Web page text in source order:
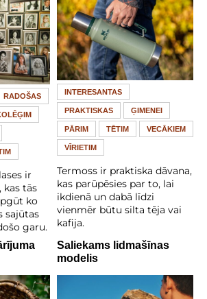
RADOŠAS
ir
kas tās
ko
sajūtas
garu.
INTERESANTAS
PRAKTISKAS ĢIMENEI
PĀRIM TĒTIM VECĀKIEM
VĪRIETIM
Termoss ir praktiska dāvana,
kas parūpēsies par to, lai
ikdienā un dabā līdzi
vienmēr būtu silta tēja vai
kafija.
Saliekams lidmašīnas
modelis